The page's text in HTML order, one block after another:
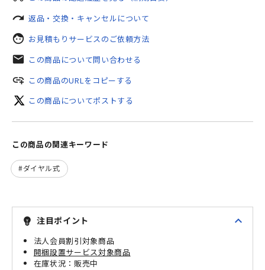
redo 返品・交換・キャンセルについて
face お見積もりサービスのご依頼方法
mail この商品について問い合わせる
add_link この商品のURLをコピーする
この商品についてポストする
この商品の関連キーワード
ダイヤル式
emoji_objects 注目ポイント expand_less
法人会員割引対象商品
開梱設置サービス対象商品
販売中